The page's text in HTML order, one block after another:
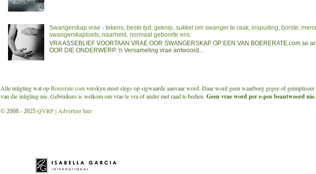
Swangerskap vrae - tekens, beste tyd, geknip, sukkel om swanger te raak, inspuiting, borste,
swangerskaptoets, naarheid, normaal geboorte ens.
VRA ASSEBLIEF VOORTAAN VRAE OOR SWANGERSKAP OP EEN VAN BOERERATE.com se
OOR DIE ONDERWERP. 'n Versameling vrae antwoord...
Alle inligting wat opBoererate.comverskyn moet slegs op sigwaarde aanvaar word. Daar word geen waarborg gegee of
van die inligting nie. Gebruikers is welkom om vrae te vra of ander met raad te bedien. Geen vrae word per e-pos beantwoord nie.
© 2008 - 2025 QVRP | Adverteer hier